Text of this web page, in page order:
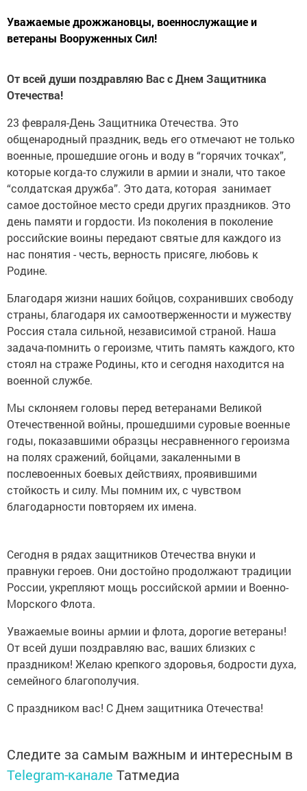
Уважаемые дрожжановцы, военнослужащие и
ветераны Вооруженных Сил!
От всей души поздравляю Вас с Днем Защитника
Отечества!
23 февраля-День Защитника Отечества. Это
общенародный праздник, ведь его отмечают не только
военные, прошедшие огонь и воду в “горячих точках”,
которые когда-то служили в армии и знали, что такое
“солдатская дружба”. Это дата, которая занимает
самое достойное место среди других праздников. Это
день памяти и гордости. Из поколения в поколение
российские воины передают святые для каждого из
нас понятия - честь, верность присяге, любовь к
Родине.
Благодаря жизни наших бойцов, сохранивших свободу
страны, благодаря их самоотверженности и мужеству
Россия стала сильной, независимой страной. Наша
задача-помнить о героизме, чтить память каждого, кто
стоял на страже Родины, кто и сегодня находится на
военной службе.
Мы склоняем головы перед ветеранами Великой
Отечественной войны, прошедшими суровые военные
годы, показавшими образцы несравненного героизма
на полях сражений, бойцами, закаленными в
послевоенных боевых действиях, проявившими
стойкость и силу. Мы помним их, с чувством
благодарности повторяем их имена.
Сегодня в рядах защитников Отечества внуки и
правнуки героев. Они достойно продолжают традиции
России, укрепляют мощь российской армии и Военно-
Морского Флота.
Уважаемые воины армии и флота, дорогие ветераны!
От всей души поздравляю вас, ваших близких с
праздником! Желаю крепкого здоровья, бодрости духа,
семейного благополучия.
С праздником вас! С Днем защитника Отечества!
Следите за самым важным и интересным в
Telegram-канале Татмедиа